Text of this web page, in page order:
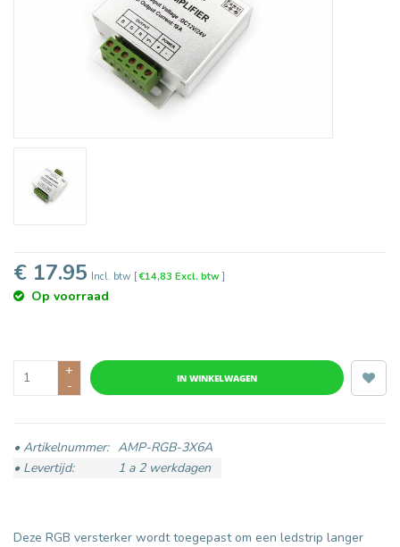
€ 17.95 Incl. btw [€14,83 Excl. btw]
Op voorraad
+
-
IN WINKELWAGEN
• Artikelnummer: AMP-RGB-3X6A
• Levertijd:
1 a 2 werkdagen
Deze RGB versterker wordt toegepast om een ledstrip langer